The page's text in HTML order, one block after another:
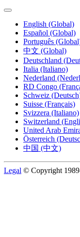
English (Global)
Español (Global)
Português
中文 (Global)
Deutschland
Italia (Italiano)
Nederland
RD Congo
Schweiz
Suisse (Français)
Svizzera (Italiano)
Switzerland
United Arab
Österreich
中国 (中文)
Legal © Copyright